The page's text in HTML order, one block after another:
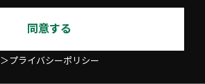
同意する
＞プライバシーポリシー